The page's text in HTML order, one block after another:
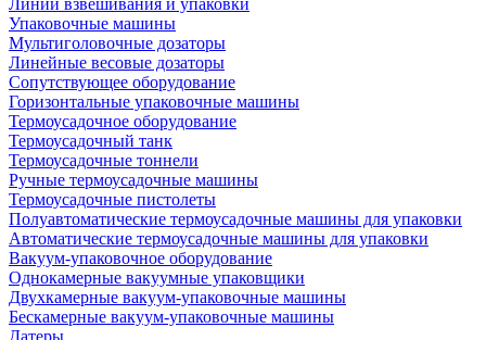
Линии взвешивания и упаковки
Упаковочные машины
Мультиголовочные дозаторы
Линейные весовые дозаторы
Сопутствующее оборудование
Горизонтальные упаковочные машины
Термоусадочное оборудование
Термоусадочный танк
Термоусадочные тоннели
Ручные термоусадочные машины
Термоусадочные пистолеты
Полуавтоматические термоусадочные машины для упаковки
Автоматические термоусадочные машины для упаковки
Вакуум-упаковочное оборудование
Однокамерные вакуумные упаковщики
Двухкамерные вакуум-упаковочные машины
Бескамерные вакуум-упаковочные машины
Датеры